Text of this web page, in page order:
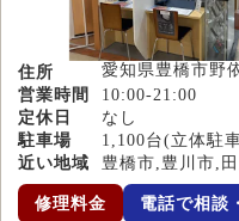
住所
愛知県豊橋市野
営業時間
10:00-21:00
定休日
なし
駐車場
1,100台(立体駐
近い地域
豊橋市,豊川市,
修理料金 電話で相談